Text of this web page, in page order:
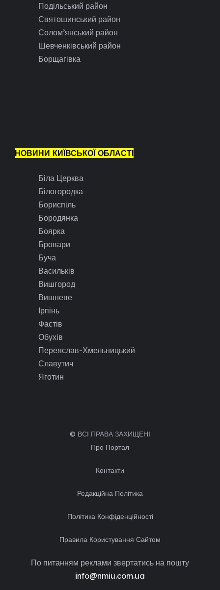
Подільський район
Святошинський район
Солом’янський район
Шевченківський район
Борщагівка
НОВИНИ КИЇВСЬКОЇ ОБЛАСТІ
Біла Церква
Білогородка
Бориспіль
Бородянка
Боярка
Бровари
Буча
Васильків
Вишгород
Вишневе
Ірпінь
Фастів
Обухів
Переяслав-Хмельницький
Славутич
Яготин
© ВСІ ПРАВА ЗАХИЩЕНІ
Про Портал
Контакти
Редакційна Політика
Політика Конфіденційності
Правила Користування Сайтом
По питанням реклами звертатись на пошту
info@nmiu.com.ua